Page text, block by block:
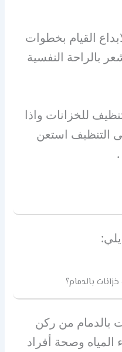
القيام بخطوات
بالراحة النفسية
للخزانات واذا
التنظيف استعن
.
بالدمام؟
بالدمام من ركن
المياه وصحة أفراد